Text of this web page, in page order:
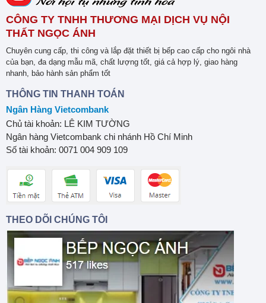
CÔNG TY TNHH THƯƠNG MẠI DỊCH VỤ NỘI
THẤT NGỌC ÁNH
Chuyên cung cấp, thi công và lắp đặt thiết bị bếp cao cấp cho ngôi nhà
của bạn, đa dạng mẫu mã, chất lượng tốt, giá cả hợp lý, giao hàng
nhanh, bảo hành sản phẩm tốt
THÔNG TIN THANH TOÁN
Ngân Hàng Vietcombank
Chủ tài khoản: LÊ KIM TƯỜNG
Ngân hàng Vietcombank chi nhánh Hồ Chí Minh
Số tài khoản: 0071 004 909 109
THEO DÕI CHÚNG TÔI